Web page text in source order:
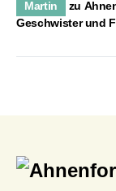
Martin zu
Geschwister und